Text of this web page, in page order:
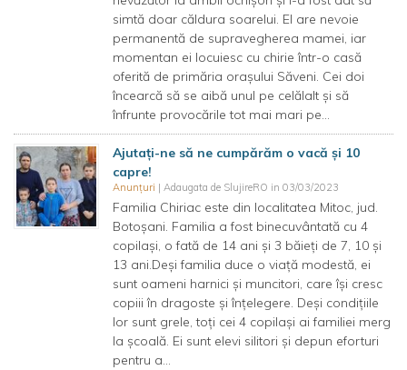
simtă doar căldura soarelui. El are nevoie
permanentă de supravegherea mamei, iar
momentan ei locuiesc cu chirie într-o casă
oferită de primăria orașului Săveni. Cei doi
încearcă să se aibă unul pe celălalt și să
înfrunte provocările tot mai mari pe...
Ajutați-ne să ne cumpărăm o vacă și 10
capre!
Anunțuri | Adaugata de SlujireRO in 03/03/2023
Familia Chiriac este din localitatea Mitoc, jud.
Botoșani. Familia a fost binecuvântată cu 4
copilași, o fată de 14 ani și 3 băieți de 7, 10 și
13 ani.Deși familia duce o viață modestă, ei
sunt oameni harnici și muncitori, care își cresc
copiii în dragoste și înțelegere. Deși condițiile
lor sunt grele, toți cei 4 copilași ai familiei merg
la școală. Ei sunt elevi silitori și depun eforturi
pentru a...